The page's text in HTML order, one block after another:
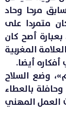
مرحا وحاد
متمردا على
أصح كان
المغربية
أيضا.
وضع السلاح
وحافلة بالعطاء
العمل المهني